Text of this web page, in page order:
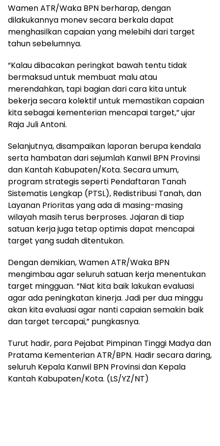
Wamen ATR/Waka BPN berharap, dengan
dilakukannya monev secara berkala dapat
menghasilkan capaian yang melebihi dari target
tahun sebelumnya.
“Kalau dibacakan peringkat bawah tentu tidak
bermaksud untuk membuat malu atau
merendahkan, tapi bagian dari cara kita untuk
bekerja secara kolektif untuk memastikan capaian
kita sebagai kementerian mencapai target,” ujar
Raja Juli Antoni.
Selanjutnya, disampaikan laporan berupa kendala
serta hambatan dari sejumlah Kanwil BPN Provinsi
dan Kantah Kabupaten/Kota. Secara umum,
program strategis seperti Pendaftaran Tanah
Sistematis Lengkap (PTSL), Redistribusi Tanah, dan
Layanan Prioritas yang ada di masing-masing
wilayah masih terus berproses. Jajaran di tiap
satuan kerja juga tetap optimis dapat mencapai
target yang sudah ditentukan.
Dengan demikian, Wamen ATR/Waka BPN
mengimbau agar seluruh satuan kerja menentukan
target mingguan. “Niat kita baik lakukan evaluasi
agar ada peningkatan kinerja. Jadi per dua minggu
akan kita evaluasi agar nanti capaian semakin baik
dan target tercapai,” pungkasnya.
Turut hadir, para Pejabat Pimpinan Tinggi Madya dan
Pratama Kementerian ATR/BPN. Hadir secara daring,
seluruh Kepala Kanwil BPN Provinsi dan Kepala
Kantah Kabupaten/Kota. (LS/YZ/NT)